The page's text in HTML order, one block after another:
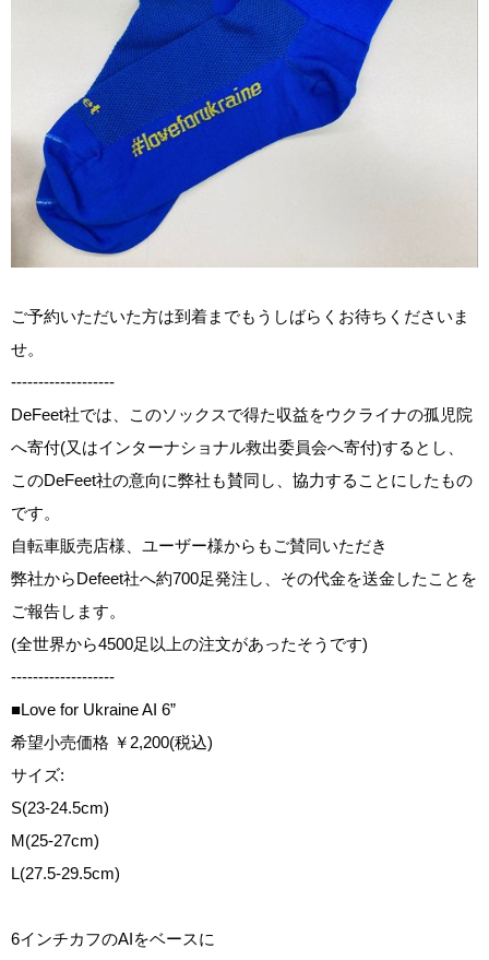
ご予約いただいた方は到着までもうしばらくお待ちくださいま
せ。
-------------------
DeFeet社では、このソックスで得た収益をウクライナの孤児院
へ寄付(又はインターナショナル救出委員会へ寄付)するとし、
このDeFeet社の意向に弊社も賛同し、協力することにしたもの
です。
自転車販売店様、ユーザー様からもご賛同いただき
弊社からDefeet社へ約700足発注し、その代金を送金したことを
ご報告します。
(全世界から4500足以上の注文があったそうです)
-------------------
■Love for Ukraine AI 6”
希望小売価格 ￥2,200(税込)
サイズ:
S(23-24.5cm)
M(25-27cm)
L(27.5-29.5cm)
6インチカフのAIをベースに